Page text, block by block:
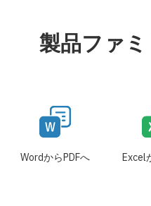
製品ファ
WordからPDFへ Excel